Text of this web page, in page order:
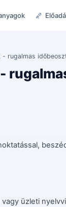
- rugalmas
üzleti